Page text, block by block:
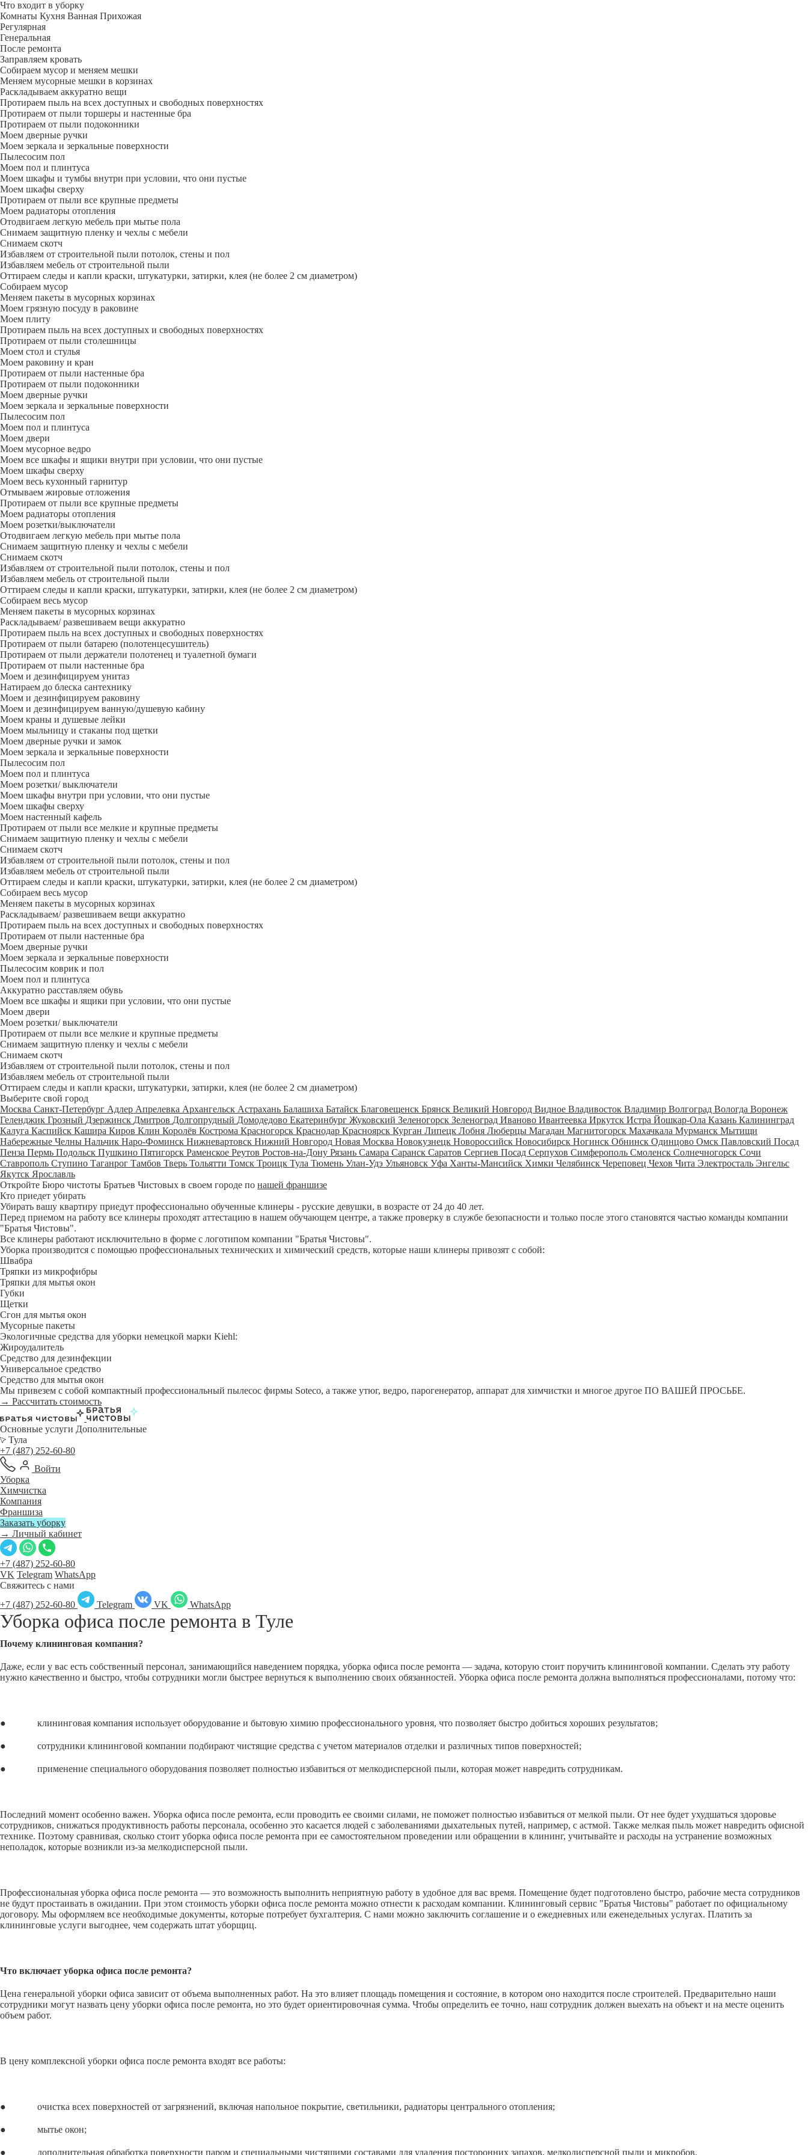
Что входит в уборку
Регу­лярная
Гене­ральная
После ремонта
Заправляем кровать
Собираем мусор и меняем мешки
Меняем мусорные мешки в корзинах
Раскладываем аккуратно вещи
Протираем пыль на всех доступных и свободных поверхностях
Протираем от пыли торшеры и настенные бра
Протираем от пыли подоконники
Моем дверные ручки
Моем зеркала и зеркальные поверхности
Пылесосим пол
Моем пол и плинтуса
Моем шкафы и тумбы внутри при условии, что они пустые
Моем шкафы сверху
Протираем от пыли все крупные предметы
Моем радиаторы отопления
Отодвигаем легкую мебель при мытье пола
Снимаем защитную пленку и чехлы с мебели
Снимаем скотч
Избавляем от строительной пыли потолок, стены и пол
Избавляем мебель от строительной пыли
Оттираем следы и капли краски, штукатурки, затирки, клея (не более 2 см диаметром)
Собираем мусор
Меняем пакеты в мусорных корзинах
Моем грязную посуду в раковине
Моем плиту
Протираем пыль на всех доступных и свободных поверхностях
Протираем от пыли столешницы
Моем стол и стулья
Моем раковину и кран
Протираем от пыли настенные бра
Протираем от пыли подоконники
Моем дверные ручки
Моем зеркала и зеркальные поверхности
Пылесосим пол
Моем пол и плинтуса
Моем двери
Моем мусорное ведро
Моем все шкафы и ящики внутри при условии, что они пустые
Моем шкафы сверху
Моем весь кухонный гарнитур
Отмываем жировые отложения
Протираем от пыли все крупные предметы
Моем радиаторы отопления
Моем розетки/выключатели
Отодвигаем легкую мебель при мытье пола
Снимаем защитную пленку и чехлы с мебели
Снимаем скотч
Избавляем от строительной пыли потолок, стены и пол
Избавляем мебель от строительной пыли
Оттираем следы и капли краски, штукатурки, затирки, клея (не более 2 см диаметром)
Собираем весь мусор
Меняем пакеты в мусорных корзинах
Раскладываем/ развешиваем вещи аккуратно
Протираем пыль на всех доступных и свободных поверхностях
Протираем от пыли батарею (полотенцесушитель)
Протираем от пыли держатели полотенец и туалетной бумаги
Протираем от пыли настенные бра
Моем и дезинфицируем унитаз
Натираем до блеска сантехнику
Моем и дезинфицируем раковину
Моем и дезинфицируем ванную/душевую кабину
Моем краны и душевые лейки
Моем мыльницу и стаканы под щетки
Моем дверные ручки и замок
Моем зеркала и зеркальные поверхности
Пылесосим пол
Моем пол и плинтуса
Моем розетки/ выключатели
Моем шкафы внутри при условии, что они пустые
Моем шкафы сверху
Моем настенный кафель
Протираем от пыли все мелкие и крупные предметы
Снимаем защитную пленку и чехлы с мебели
Снимаем скотч
Избавляем от строительной пыли потолок, стены и пол
Избавляем мебель от строительной пыли
Оттираем следы и капли краски, штукатурки, затирки, клея (не более 2 см диаметром)
Собираем весь мусор
Меняем пакеты в мусорных корзинах
Раскладываем/ развешиваем вещи аккуратно
Протираем пыль на всех доступных и свободных поверхностях
Протираем от пыли настенные бра
Моем дверные ручки
Моем зеркала и зеркальные поверхности
Пылесосим коврик и пол
Моем пол и плинтуса
Аккуратно расставляем обувь
Моем все шкафы и ящики при условии, что они пустые
Моем двери
Моем розетки/ выключатели
Протираем от пыли все мелкие и крупные предметы
Снимаем защитную пленку и чехлы с мебели
Снимаем скотч
Избавляем от строительной пыли потолок, стены и пол
Избавляем мебель от строительной пыли
Оттираем следы и капли краски, штукатурки, затирки, клея (не более 2 см диаметром)
Выберите свой город
Москва Санкт-Петербург Адлер Апрелевка Архангельск Астрахань Балашиха Батайск Благовещенск Брянск Великий Новгород Видное Владивосток Владимир Волгоград Вологда Воронеж
Геленджик Грозный Дзержинск Дмитров Долгопрудный Домодедово Екатеринбург Жуковский Зеленогорск Зеленоград Иваново Ивантеевка Иркутск Истра Йошкар-Ола Казань Калининград
Калуга Каспийск Кашира Киров Клин Королёв Кострома Красногорск Краснодар Красноярск Курган Липецк Лобня Люберцы Магадан Магнитогорск Махачкала Мурманск Мытищи
Набережные Челны Нальчик Наро-Фоминск Нижневартовск Нижний Новгород Новая Москва Новокузнецк Новороссийск Новосибирск Ногинск Обнинск Одинцово Омск Павловский Посад
Пенза Пермь Подольск Пушкино Пятигорск Раменское Реутов Ростов-на-Дону Рязань Самара Саранск Саратов Сергиев Посад Серпухов Симферополь Смоленск Солнечногорск Сочи
Ставрополь Ступино Таганрог Тамбов Тверь Тольятти Томск Троицк Тула Тюмень Улан-Удэ Ульяновск Уфа Ханты-Мансийск Химки Челябинск Череповец Чехов Чита Электросталь Энгельс
Якутск Ярославль
Откройте Бюро чистоты Братьев Чистовых в своем городе по нашей франшизе
Кто приедет убирать
Убирать вашу квартиру приедут профессионально обученные клинеры - русские девушки, в возрасте от 24 до 40 лет.
Перед приемом на работу все клинеры проходят аттестацию в нашем обучающем центре, а также проверку в службе безопасности и только после этого становятся частью команды компании
"Братья Чистовы".
Все клинеры работают исключительно в форме с логотипом компании "Братья Чистовы".
Уборка производится с помощью профессиональных технических и химический средств, которые наши клинеры привозят с собой:
Швабра
Тряпки из микрофибры
Тряпки для мытья окон
Губки
Щетки
Сгон для мытья окон
Мусорные пакеты
Экологичные средства для уборки немецкой марки Kiehl:
Жироудалитель
Средство для дезинфекции
Универсальное средство
Средство для мытья окон
Мы привезем с собой компактный профессиональный пылесос фирмы Soteco, а также утюг, ведро, парогенератор, аппарат для химчистки и многое другое ПО ВАШЕЙ ПРОСЬБЕ.
→ Рассчитать стоимость
Основные услуги Дополнительные
Тула
+7 (487) 252-60-80
Войти
Уборка
Химчистка
Компания
Франшиза
Заказать уборку
→ Личный кабинет
+7 (487) 252-60-80
VK Telegram WhatsApp
Свяжитесь с нами
+7 (487) 252-60-80
Telegram VK WhatsApp
Уборка офиса после ремонта в Туле
Почему клининговая компания?
Даже, если у вас есть собственный персонал, занимающийся наведением порядка, уборка офиса после ремонта — задача, которую стоит поручить клининговой компании. Сделать эту работу
нужно качественно и быстро, чтобы сотрудники могли быстрее вернуться к выполнению своих обязанностей. Уборка офиса после ремонта должна выполняться профессионалами, потому что:
● клининговая компания использует оборудование и бытовую химию профессионального уровня, что позволяет быстро добиться хороших результатов;
● сотрудники клининговой компании подбирают чистящие средства с учетом материалов отделки и различных типов поверхностей;
● применение специального оборудования позволяет полностью избавиться от мелкодисперсной пыли, которая может навредить сотрудникам.
Последний момент особенно важен. Уборка офиса после ремонта, если проводить ее своими силами, не поможет полностью избавиться от мелкой пыли. От нее будет ухудшаться здоровье
сотрудников, снижаться продуктивность работы персонала, особенно это касается людей с заболеваниями дыхательных путей, например, с астмой. Также мелкая пыль может навредить офисной
технике. Поэтому сравнивая, сколько стоит уборка офиса после ремонта при ее самостоятельном проведении или обращении в клининг, учитывайте и расходы на устранение возможных
неполадок, которые возникли из-за мелкодисперсной пыли.
Профессиональная уборка офиса после ремонта — это возможность выполнить неприятную работу в удобное для вас время. Помещение будет подготовлено быстро, рабочие места сотрудников
не будут простаивать в ожидании. При этом стоимость уборки офиса после ремонта можно отнести к расходам компании. Клининговый сервис "Братья Чистовы" работает по официальному
договору. Мы оформляем все необходимые документы, которые потребует бухгалтерия. С нами можно заключить соглашение и о ежедневных или еженедельных услугах. Платить за
клининговые услуги выгоднее, чем содержать штат уборщиц.
Что включает уборка офиса после ремонта?
Цена генеральной уборки офиса зависит от объема выполненных работ. На это влияет площадь помещения и состояние, в котором оно находится после строителей. Предварительно наши
сотрудники могут назвать цену уборки офиса после ремонта, но это будет ориентировочная сумма. Чтобы определить ее точно, наш сотрудник должен выехать на объект и на месте оценить
объем работ.
В цену комплексной уборки офиса после ремонта входят все работы:
● очистка всех поверхностей от загрязнений, включая напольное покрытие, светильники, радиаторы центрального отопления;
● мытье окон;
● дополнительная обработка поверхности паром и специальными чистящими составами для удаления посторонних запахов, мелкодисперсной пыли и микробов.